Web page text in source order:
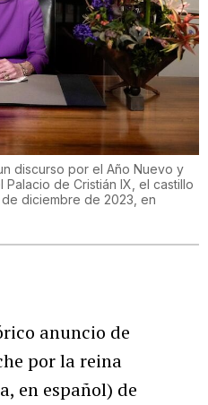
discurso por el Año Nuevo y
de Cristián IX, el castillo
diciembre de 2023, en
anuncio de
por la reina
en español) de